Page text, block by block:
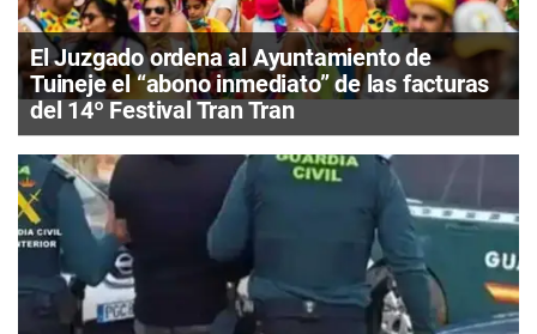
El Juzgado ordena al Ayuntamiento de
Tuineje el “abono inmediato” de las facturas
del 14º Festival Tran Tran